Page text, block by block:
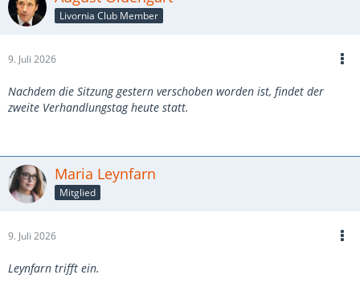
Livornia Club Member
9. Juli 2026
Nachdem die Sitzung gestern verschoben worden ist, findet der
zweite Verhandlungstag heute statt.
Maria Leynfarn
Mitglied
9. Juli 2026
Leynfarn trifft ein.